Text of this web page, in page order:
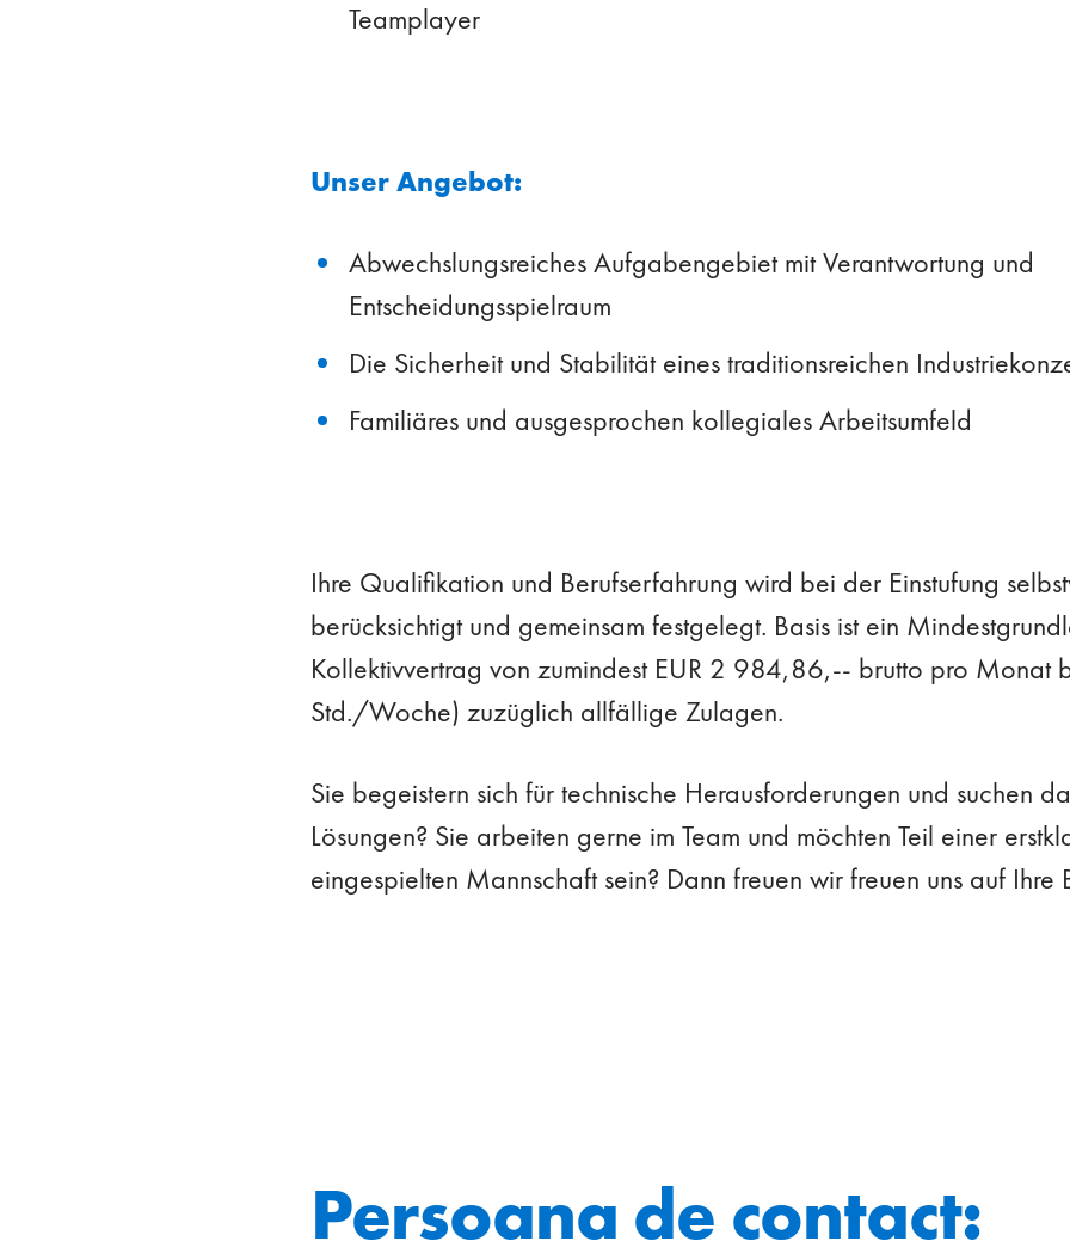
Teamplayer
Unser Angebot:
Abwechslungsreiches Aufgabengebiet mit Verantwortung und
Entscheidungsspielraum
Die Sicherheit und Stabilität eines traditionsreichen
Familiäres und ausgesprochen kollegiales Arbeitsumfeld
Ihre Qualifikation und Berufserfahrung wird bei der Einstufung
berücksichtigt und gemeinsam festgelegt. Basis ist ein
Kollektivvertrag von zumindest EUR 2 984,86,-- brutto pro Monat
Std./Woche) zuzüglich allfällige Zulagen.
Sie begeistern sich für technische Herausforderungen und suchen
Lösungen? Sie arbeiten gerne im Team und möchten Teil einer
eingespielten Mannschaft sein? Dann freuen wir freuen uns auf Ihre
Persoana de contact: